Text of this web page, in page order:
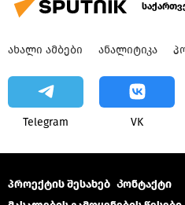
ᲐᲮᲐᲚᲘ ᲐᲛᲑᲔᲑᲘ ᲐᲜᲐᲚᲘᲢᲘᲙᲐ
Telegram VK
პროექტის შესახებ Კონტაქტი